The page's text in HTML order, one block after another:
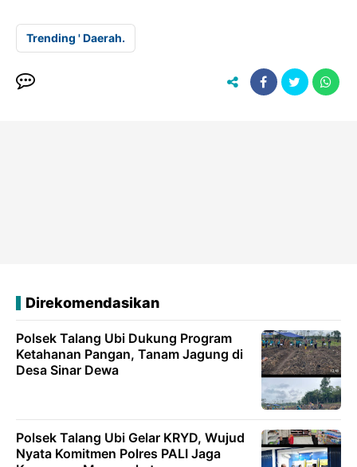
Trending ' Daerah.
Direkomendasikan
Polsek Talang Ubi Dukung Program
Ketahanan Pangan, Tanam Jagung di
Desa Sinar Dewa
Polsek Talang Ubi Gelar KRYD, Wujud
Nyata Komitmen Polres PALI Jaga